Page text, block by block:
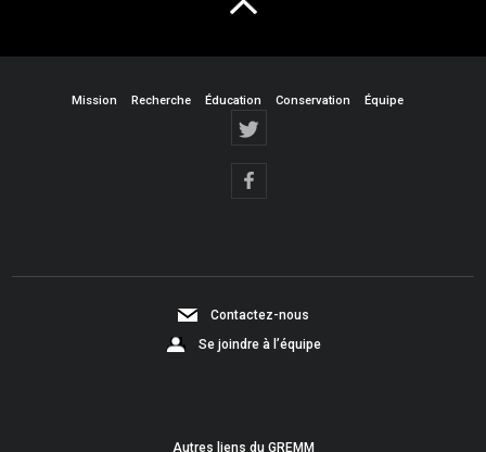
Mission Recherche Éducation Conservation Équipe
Contactez-nous
Se joindre à l’équipe
Autres liens du GREMM